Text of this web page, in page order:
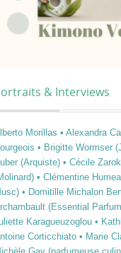
& Interviews
Morillas • Alexandra
• Brigitte Wormser
(Arquiste) • Cécile
• Clémentine
• Domitille Michalon
(Essential
Karagueuzoglou •
Corticchiato • Marie